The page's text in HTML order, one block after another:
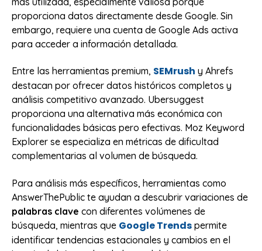
proporciona datos directamente desde Google. Sin
embargo, requiere una cuenta de Google Ads activa
para acceder a información detallada.
Entre las herramientas premium, SEMrush y Ahrefs
destacan por ofrecer datos históricos completos y
análisis competitivo avanzado. Ubersuggest
proporciona una alternativa más económica con
funcionalidades básicas pero efectivas. Moz Keyword
Explorer se especializa en métricas de dificultad
complementarias al volumen de búsqueda.
Para análisis más específicos, herramientas como
AnswerThePublic te ayudan a descubrir variaciones de
palabras clave con diferentes volúmenes de
búsqueda, mientras que Google Trends permite
identificar tendencias estacionales y cambios en el